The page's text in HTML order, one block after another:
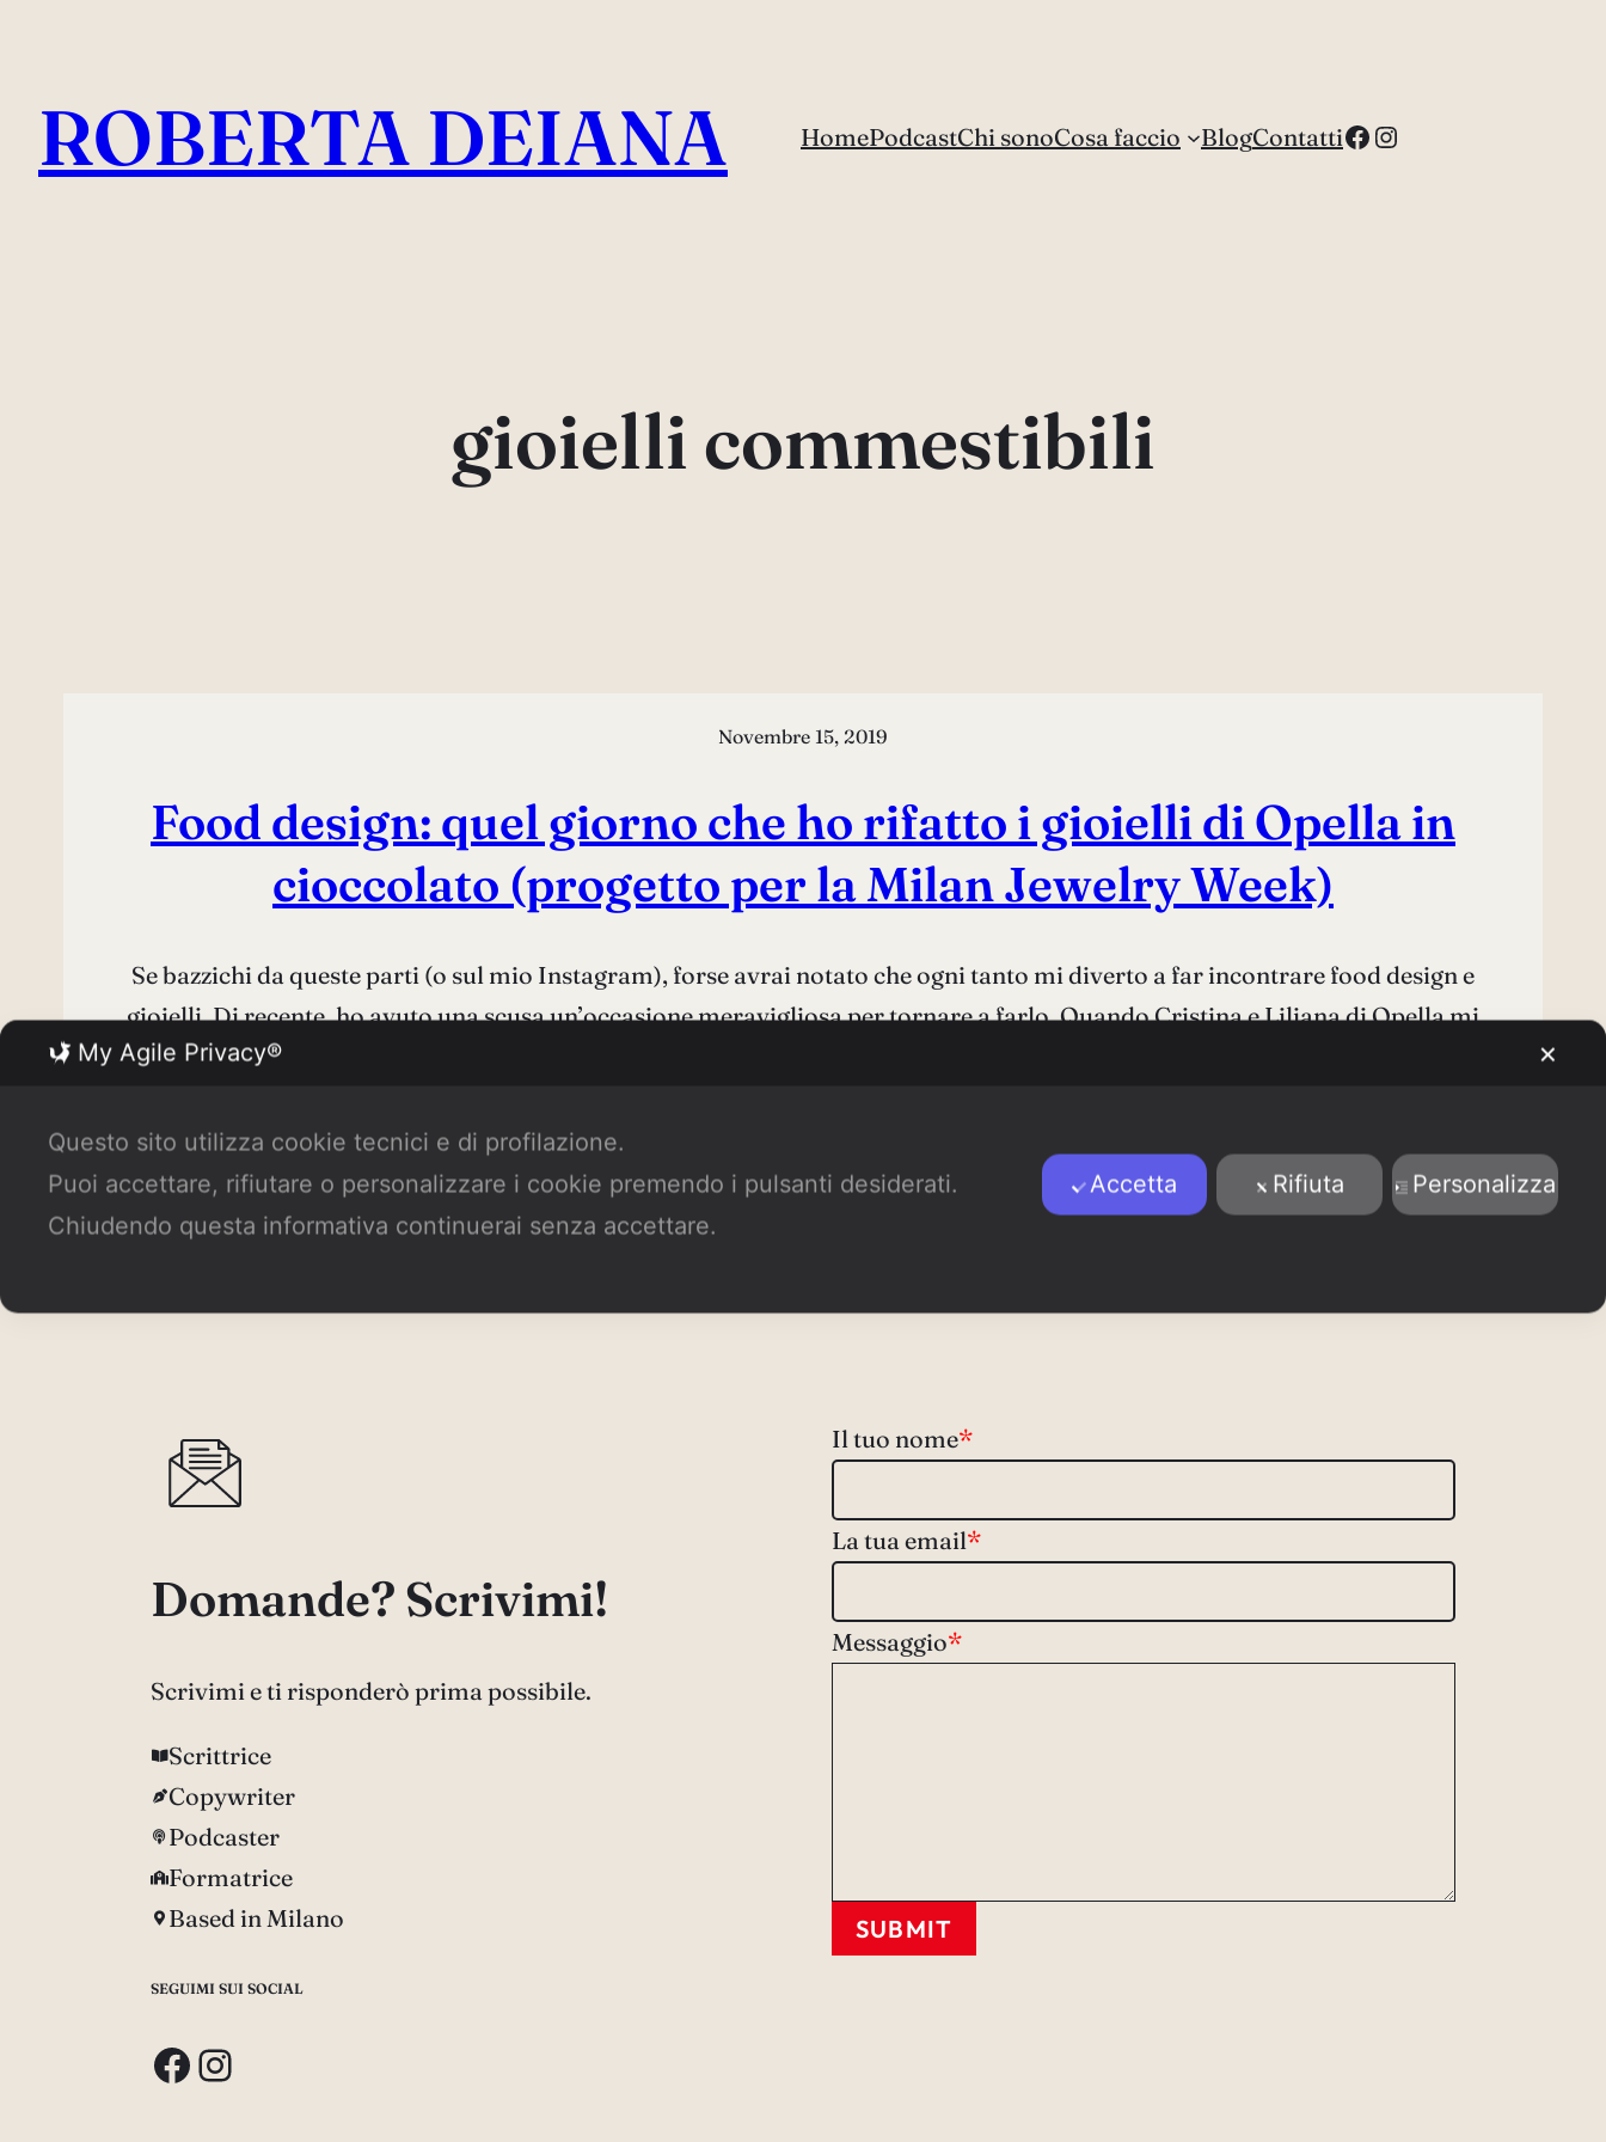
contenuto
ROBERTA DEIANA HomePodcastChi sonoCosa faccio BlogContattiFacebook
Instagram
gioielli commestibili
Novembre 15, 2019
Food design: quel giorno che ho rifatto i gioielli di Opella in
cioccolato (progetto per la Milan Jewelry Week)
Se bazzichi da queste parti (o sul mio Instagram), forse avrai notato che ogni tanto mi diverto a far incontrare food design e
gioielli. Di recente, ho avuto una scusa un’occasione meravigliosa per tornare a farlo. Quando Cristina e Liliana di Opella mi
Domande? Scrivimi!
Scrivimi e ti risponderò prima possibile.
Scrittrice
Copywriter
Podcaster
Formatrice
Based in Milano
SEGUIMI SUI SOCIAL
Facebook
Instagram
Il tuo nome*
La tua email*
Messaggio*
SUBMIT
My Agile Privacy® ✕
Questo sito utilizza cookie tecnici e di profilazione.
Puoi accettare, rifiutare o personalizzare i cookie premendo i pulsanti desiderati.
Chiudendo questa informativa continuerai senza accettare.
Accetta Rifiuta Personalizza